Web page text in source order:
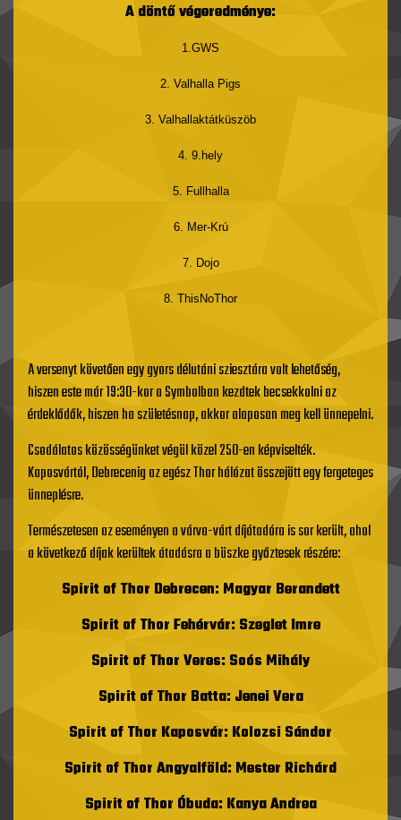
A döntő végeredménye:
1.GWS
2. Valhalla Pigs
3. Valhallaktátküszöb
4. 9.hely
5. Fullhalla
6. Mer-Krú
7. Dojo
8. ThisNoThor
A versenyt követően egy gyors délutáni sziesztára volt lehetőség,
hiszen este már 19:30-kor a Symbolban kezdtek becsekkolni az
érdeklődők, hiszen ha születésnap, akkor alaposan meg kell ünnepelni.
Csodálatos közösségünket végül közel 250-en képviselték.
Kaposvártól, Debrecenig az egész Thor hálózat összejött egy fergeteges
ünneplésre.
Természetesen az eseményen a várva-várt díjátadóra is sor került, ahol
a következő díjak kerültek átadásra a büszke győztesek részére:
Spirit of Thor Debrecen: Magyar Berandett
Spirit of Thor Fehérvár: Szeglet Imre
Spirit of Thor Veres: Soós Mihály
Spirit of Thor Batta: Jenei Vera
Spirit of Thor Kaposvár: Kolozsi Sándor
Spirit of Thor Angyalföld: Mester Richárd
Spirit of Thor Óbuda: Kanya Andrea